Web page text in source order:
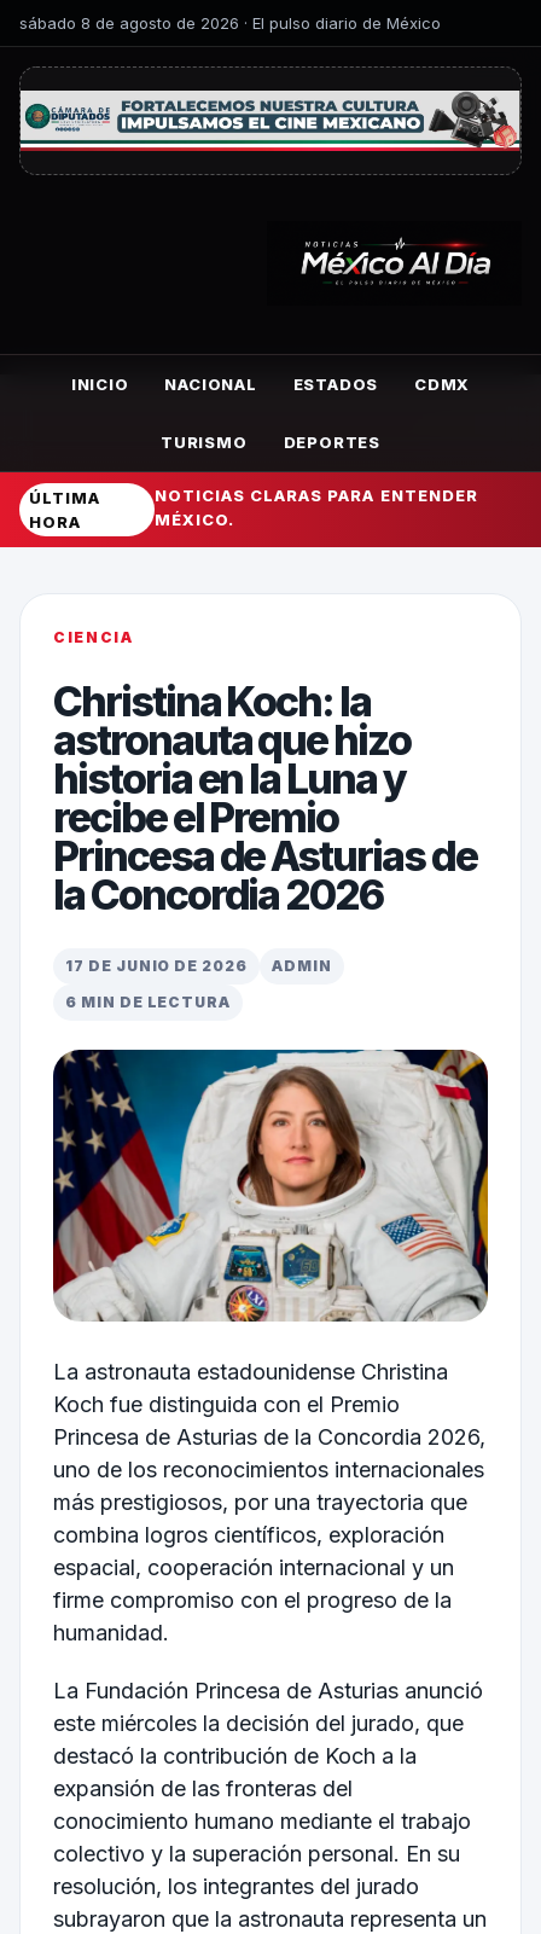
sábado 8 de agosto de 2026 · El pulso diario de México
INICIO NACIONAL ESTADOS CDMX
TURISMO DEPORTES
ÚLTIMA
HORA
NOTICIAS CLARAS PARA ENTENDER
MÉXICO.
CIENCIA
Christina Koch: la
astronauta que hizo
historia en la Luna y
recibe el Premio
Princesa de Asturias de
la Concordia 2026
17 DE JUNIO DE 2026
ADMIN
6 MIN DE LECTURA
La astronauta estadounidense Christina
Koch fue distinguida con el Premio
Princesa de Asturias de la Concordia 2026,
uno de los reconocimientos internacionales
más prestigiosos, por una trayectoria que
combina logros científicos, exploración
espacial, cooperación internacional y un
firme compromiso con el progreso de la
humanidad.
La Fundación Princesa de Asturias anunció
este miércoles la decisión del jurado, que
destacó la contribución de Koch a la
expansión de las fronteras del
conocimiento humano mediante el trabajo
colectivo y la superación personal. En su
resolución, los integrantes del jurado
subrayaron que la astronauta representa un